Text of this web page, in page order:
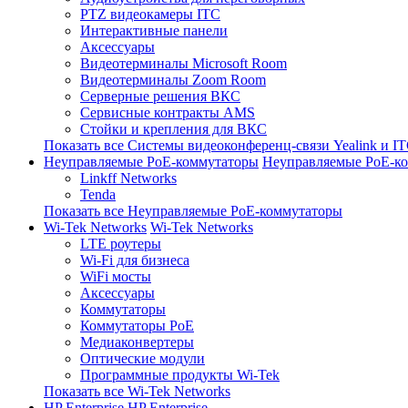
PTZ видеокамеры ITC
Интерактивные панели
Аксессуары
Видеотерминалы Microsoft Room
Видеотерминалы Zoom Room
Серверные решения ВКС
Сервисные контракты AMS
Стойки и крепления для ВКС
Показать все Системы видеоконференц-связи Yealink и
Неуправляемые PoE-коммутаторы Неуправляемые PoE-
Linkff Networks
Tenda
Показать все Неуправляемые PoE-коммутаторы
Wi-Tek Networks Wi-Tek Networks
LTE роутеры
Wi-Fi для бизнеса
WiFi мосты
Аксессуары
Коммутаторы
Коммутаторы PoE
Медиаконвертеры
Оптические модули
Программные продукты Wi-Tek
Показать все Wi-Tek Networks